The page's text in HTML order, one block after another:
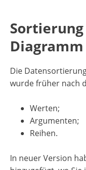
Diagramm
Die
wurde früher nach
Werten;
Argumenten;
Reihen.
In neuer Version